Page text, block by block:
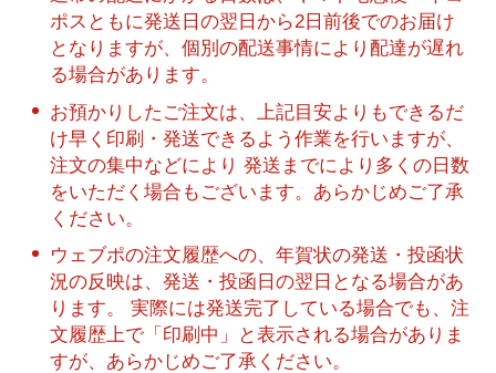
ポスともに発送日の翌日から2日前後でのお届け
となりますが、個別の配送事情により配達が遅れ
る場合があります。
お預かりしたご注文は、上記目安よりもできるだ
け早く印刷・発送できるよう作業を行いますが、
注文の集中などにより 発送までにより多くの日数
をいただく場合もございます。あらかじめご了承
ください。
ウェブポの注文履歴への、年賀状の発送・投函状
況の反映は、発送・投函日の翌日となる場合があ
ります。 実際には発送完了している場合でも、注
文履歴上で「印刷中」と表示される場合がありま
すが、あらかじめご了承ください。